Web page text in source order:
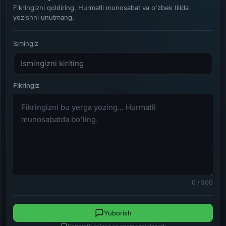
Fikringizni qoldiring. Hurmatli munosabat va o'zbek tilida
yozishni unutmang.
Ismingiz
0 / 500
Yuborish